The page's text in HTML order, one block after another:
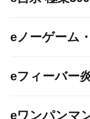
eノーゲーム
eフィーバー
eワンパンマ